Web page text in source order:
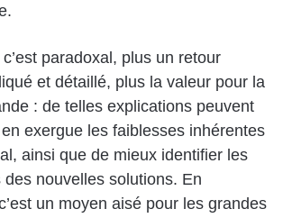
c’est paradoxal, plus un retour
et détaillé, plus la valeur pour la
: de telles explications peuvent
exergue les faiblesses inhérentes
ainsi que de mieux identifier les
des nouvelles solutions. En
un moyen aisé pour les grandes